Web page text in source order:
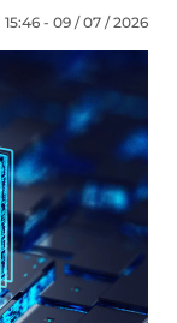
15:46 - 09 / 07 / 2026